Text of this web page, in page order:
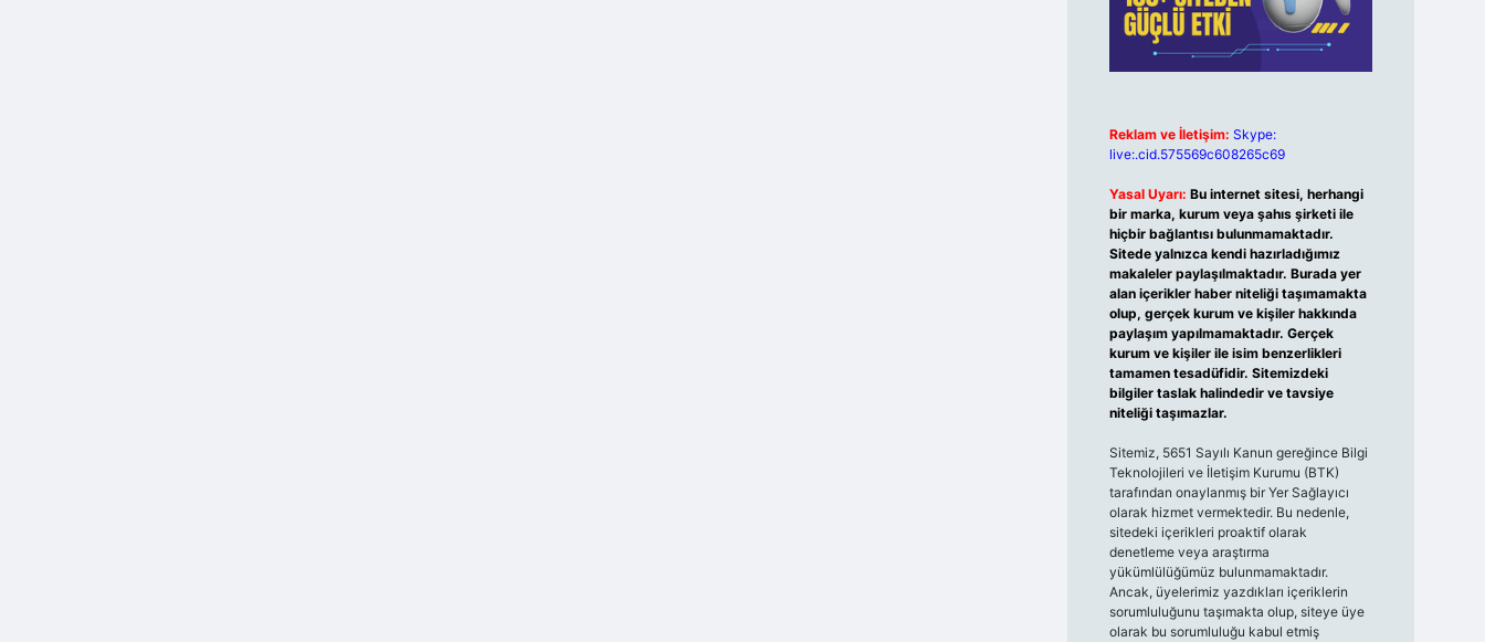
Reklam ve İletişim: Skype:
live:.cid.575569c608265c69
Yasal Uyarı: Bu internet sitesi, herhangi
bir marka, kurum veya şahıs şirketi ile
hiçbir bağlantısı bulunmamaktadır.
Sitede yalnızca kendi hazırladığımız
makaleler paylaşılmaktadır. Burada yer
alan içerikler haber niteliği taşımamakta
olup, gerçek kurum ve kişiler hakkında
paylaşım yapılmamaktadır. Gerçek
kurum ve kişiler ile isim benzerlikleri
tamamen tesadüfidir. Sitemizdeki
bilgiler taslak halindedir ve tavsiye
niteliği taşımazlar.
Sitemiz, 5651 Sayılı Kanun gereğince Bilgi
Teknolojileri ve İletişim Kurumu (BTK)
tarafından onaylanmış bir Yer Sağlayıcı
olarak hizmet vermektedir. Bu nedenle,
sitedeki içerikleri proaktif olarak
denetleme veya araştırma
yükümlülüğümüz bulunmamaktadır.
Ancak, üyelerimiz yazdıkları içeriklerin
sorumluluğunu taşımakta olup, siteye üye
olarak bu sorumluluğu kabul etmiş